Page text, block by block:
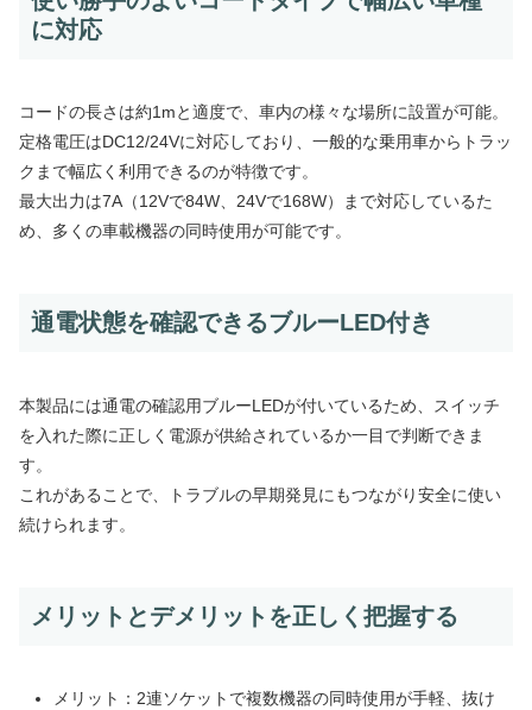
に対応
コードの長さは約1mと適度で、車内の様々な場所に設置が可能。
定格電圧はDC12/24Vに対応しており、一般的な乗用車からトラッ
クまで幅広く利用できるのが特徴です。
最大出力は7A（12Vで84W、24Vで168W）まで対応しているた
め、多くの車載機器の同時使用が可能です。
通電状態を確認できるブルーLED付き
本製品には通電の確認用ブルーLEDが付いているため、スイッチ
を入れた際に正しく電源が供給されているか一目で判断できま
す。
これがあることで、トラブルの早期発見にもつながり安全に使い
続けられます。
メリットとデメリットを正しく把握する
メリット：2連ソケットで複数機器の同時使用が手軽、抜け